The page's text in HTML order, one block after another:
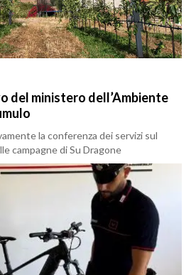
del ministero dell’Ambiente
la conferenza dei servizi sul
campagne di Su Dragone